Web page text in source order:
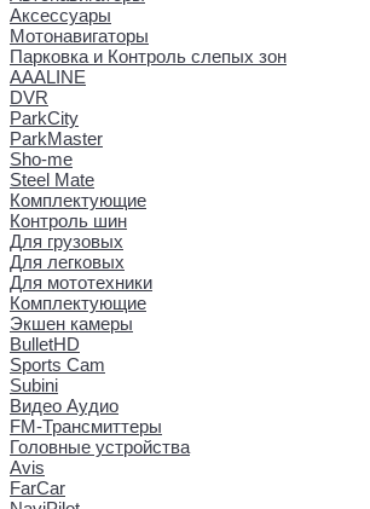
Аксессуары
Мотонавигаторы
Парковка и Контроль слепых зон
AAALINE
DVR
ParkCity
ParkMaster
Sho-me
Steel Mate
Комплектующие
Контроль шин
Для грузовых
Для легковых
Для мототехники
Комплектующие
Экшен камеры
BulletHD
Sports Cam
Subini
Видео Аудио
FM-Трансмиттеры
Головные устройства
Avis
FarCar